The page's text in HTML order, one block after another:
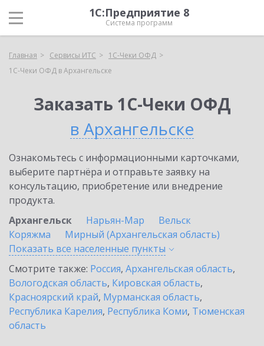
1С:Предприятие 8
Система программ
Главная Сервисы ИТС
1С-Чеки ОФД
1С-Чеки ОФД в Архангельске
Заказать 1С-Чеки ОФД
в Архангельске
Ознакомьтесь с информационными карточками,
выберите партнёра и отправьте заявку на
консультацию, приобретение или внедрение
продукта.
Архангельск
Нарьян-Мар
Вельск
Коряжма
Мирный (Архангельская область)
Показать все населенные пункты
Смотрите также: Россия, Архангельская область,
Вологодская область, Кировская область,
Красноярский край, Мурманская область,
Республика Карелия, Республика Коми, Тюменская
область